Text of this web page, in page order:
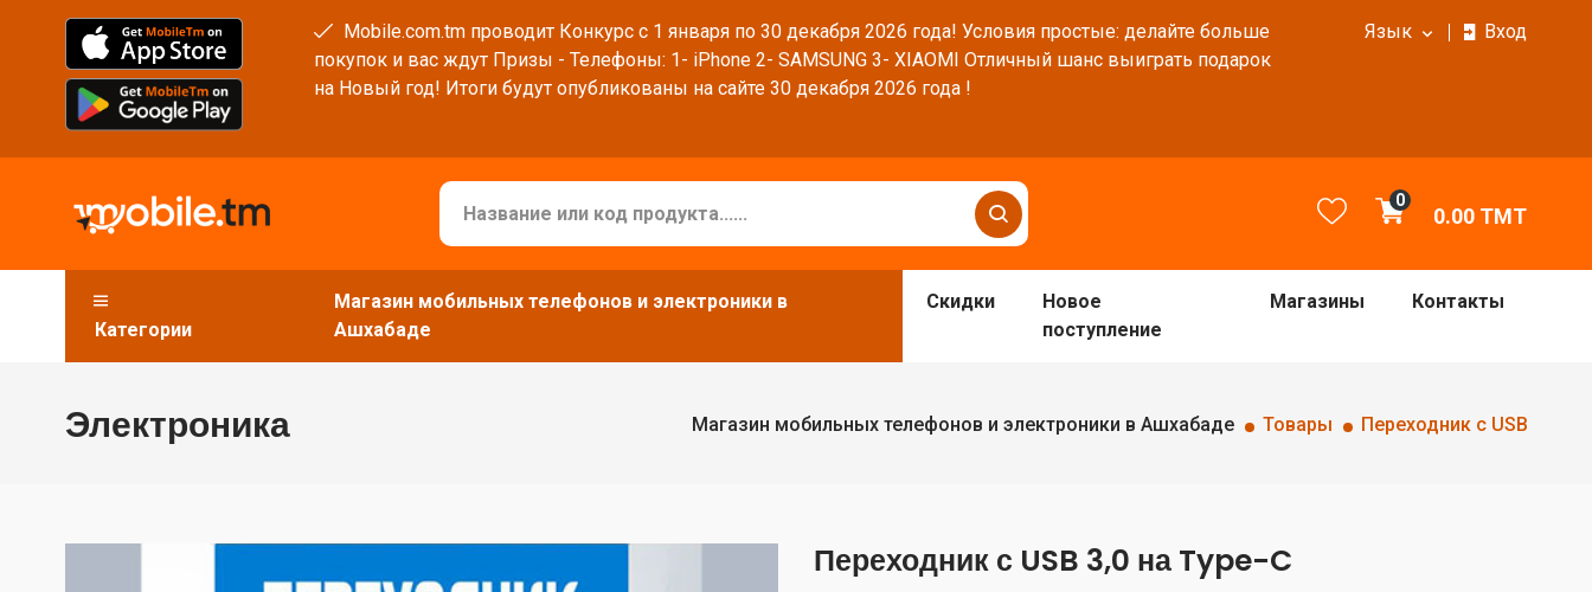
Mobile.com.tm проводит Конкурс с 1 января по 30 декабря 2026 года! Условия простые: делайте больше
покупок и вас ждут Призы - Телефоны: 1- iPhone 2- SAMSUNG 3- XIAOMI Отличный шанс выиграть подарок
на Новый год! Итоги будут опубликованы на сайте 30 декабря 2026 года !
Язык Вход
0
0.00 TMT
Категории
Магазин мобильных телефонов и электроники в
Ашхабаде
Скидки
Новое
поступление
Магазины Контакты
Электроника Магазин мобильных телефонов и электроники в Ашхабаде Товары Переходник с USB
Переходник с USB 3,0 на Type-C